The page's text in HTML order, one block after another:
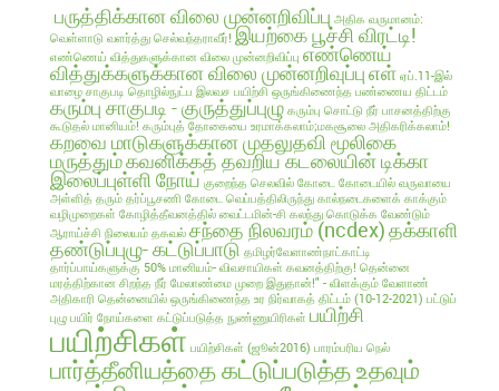
பருத்திக்கான விலை முன்னறிவிப்பு அதிக வருமானம்:
வெள்ளாடு வளர்த்து செல்வந்தராவீர்! இயற்கை பூச்சி விரட்டி!
எண்ணெய் வித்துகளுக்கான விலை முன்னறிவிப்பு எண்ணெய்
வித்துக்களுக்கான விலை முன்னறிவுப்புஎள் ஏப்.11-இல்
வாழை சாகுபடி தொழில்நுட்ப இலவச பயிற்சி ஒருங்கிணைந்த பண்ணைய திட்டம்
கரும்பு சாகுபடி - குருத்துப்புழு கரும்பு சொட்டு நீர் பாசனத்திற்கு
கூடுதல் மானியம்! கரும்புத் தோகையை உரமாக்கலாம்;மகசூலை அதிகரிக்கலாம்!
கறவை மாடுகளுக்கான முதலுதவி மூலிகை
மருத்தும்கவனிக்கத் தவறிய கடலையின் டிக்கா
இலைப்புள்ளி நோய் குறைந்த செலவில் கோடை கோடையில் வருவாயை
அள்ளித் தரும் தர்ப்பூசணி கோடை வெப்பத்திலிருந்து கால்நடைகளைக் காக்கும்
வழிமுறைகள் கோழித்தீவனத்தில் வைட்டமின்-சி கலந்து கொடுக்க வேண்டும்
ஆராய்ச்சி நிலையம் தகவல் சந்தை நிலவரம் (ncdex)தக்காளி
தண்டுப்புழு- கட்டுப்பாடு தமிழர்வேளாண்நாட்காட்டி
தார்ப்பாய்களுக்கு 50% மானியம்- விவசாயிகள் கவனத்திற்கு! தென்னை
மரத்திற்கான சிறந்த நீர் மேலாண்மை முறை இதுதான்!" - விளக்கும் வேளாண்
அதிகாரி தென்னையில் ஒருங்கிணைந்த உர நிர்வாகத் திட்டம் (10-12-2021) பட்டுப்
புழு பயிர் நோய்களை கட்டுப்படுத்த நுண்ணுயிரிகள் பயிற்சி
பயிற்சிகள் பயிற்சிகள் (ஜூன்2016) பாரம்பரிய நெல்
பார்த்தீனியத்தை கட்டுப்படுத்த உதவும்